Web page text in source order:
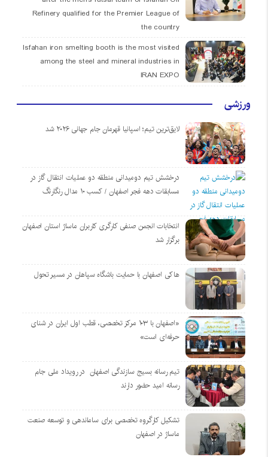
Refinery qualified for the Premier League of
the country
Isfahan iron smelting booth is the most visited
among the steel and mineral industries in
IRAN EXPO
ورزشی
لایق‌ترین تیم؛ اسپانیا قهرمان جام جهانی ۲۰۲۶ شد
درخشش تیم دومیدانی منطقه دو عملیات انتقال گاز در
مسابقات دهه فجر اصفهان / کسب ۱۰ مدال رنگارنگ
انتخابات انجمن صنفی کارگری کاربران ماساژ استان اصفهان
برگزار شد
هاکی اصفهان با حمایت باشگاه سپاهان در مسیر تحول
«اصفهان با ۱۰۳ مرکز تخصصی، قطب اول ایران در شنای
حرفه‌ای است»
تیم رسانه بسیج سازندگی اصفهان در رویداد ملی جام
رسانه امید حضور دارند
تشکیل کارگروه تخصصی برای ساماندهی و توسعه صنعت
ماساژ در اصفهان